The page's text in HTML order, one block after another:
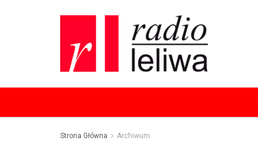
Strona Główna Archiwum